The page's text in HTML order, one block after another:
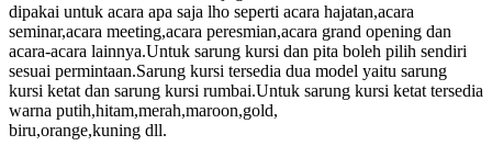
dipakai untuk acara apa saja lho seperti acara hajatan,acara
seminar,acara meeting,acara peresmian,acara grand opening dan
acara-acara lainnya.Untuk sarung kursi dan pita boleh pilih sendiri
sesuai permintaan.Sarung kursi tersedia dua model yaitu sarung
kursi ketat dan sarung kursi rumbai.Untuk sarung kursi ketat tersedia
warna putih,hitam,merah,maroon,gold,
biru,orange,kuning dll.